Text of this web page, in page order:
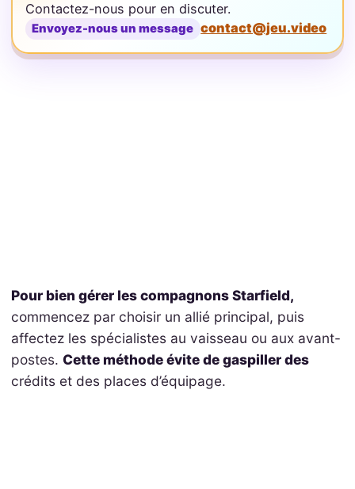
Contactez-nous pour en discuter.
Envoyez-nous un message contact@jeu.video
Pour bien gérer les compagnons Starfield,
commencez par choisir un allié principal, puis
affectez les spécialistes au vaisseau ou aux avant-
postes. Cette méthode évite de gaspiller des
crédits et des places d’équipage.